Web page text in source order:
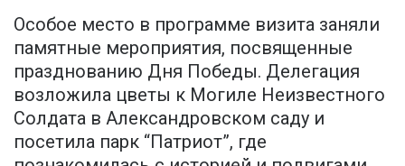
Особое место в программе визита заняли
памятные мероприятия, посвященные
празднованию Дня Победы. Делегация
возложила цветы к Могиле Неизвестного
Солдата в Александровском саду и
посетила парк “Патриот”, где